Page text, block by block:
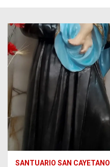
SANTUARIO SAN CAYETANO